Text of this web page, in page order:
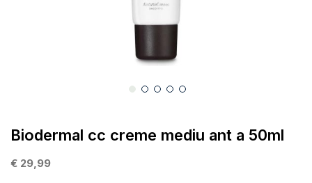
het
begin
Biodermal cc creme mediu ant a 50ml
€ 29,99